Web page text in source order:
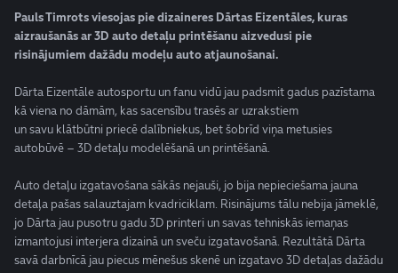
Pauls Timrots viesojas pie dizaineres Dārtas Eizentāles, kuras
aizraušanās ar 3D auto detaļu printēšanu aizvedusi pie
risinājumiem dažādu modeļu auto atjaunošanai.
Dārta Eizentāle autosportu un fanu vidū jau padsmit gadus pazīstama
kā viena no dāmām, kas sacensību trasēs ar uzrakstiem
un savu klātbūtni priecē dalībniekus, bet šobrīd viņa metusies
autobūvē – 3D detaļu modelēšanā un printēšanā.
Auto detaļu izgatavošana sākās nejauši, jo bija nepieciešama jauna
detaļa pašas salauztajam kvadriciklam. Risinājums tālu nebija jāmeklē,
jo Dārta jau pusotru gadu 3D printeri un savas tehniskās iemaņas
izmantojusi interjera dizainā un sveču izgatavošanā. Rezultātā Dārta
savā darbnīcā jau piecus mēnešus skenē un izgatavo 3D detaļas dažādu